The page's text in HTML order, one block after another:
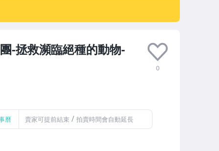
-拯救瀕臨絕種的動物-
0
曆 賣家可提前結束 / 拍賣時間會自動延長